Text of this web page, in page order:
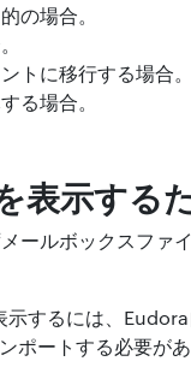
の場合。
トに移行する場合。
る場合。
表示する
ールボックスファ
するには、
ートする必要があ